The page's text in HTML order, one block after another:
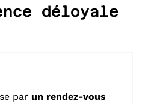
déloyale
par un rendez-vous